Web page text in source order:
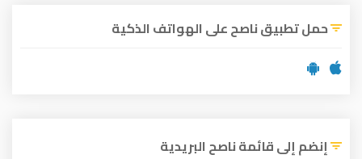
حمل تطبيق ناصح على الهواتف الذكية
إنضم إلى قائمة ناصح البريدية